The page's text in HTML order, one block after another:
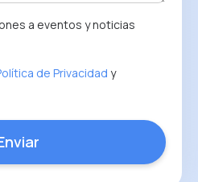
a eventos y noticias
de Privacidad y